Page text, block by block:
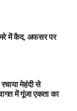
में कैद, अफसर पर
मेहंदी से
में गूंजा एकता का